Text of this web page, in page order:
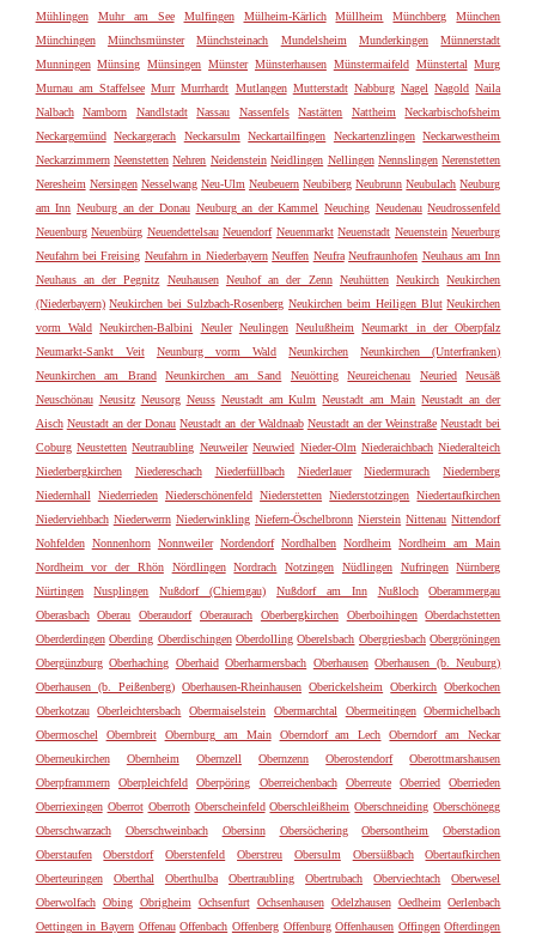
Mühlingen
Muhr am See Mulfingen Mülheim-Kärlich Müllheim Münchberg
München
Münchingen
Münchsmünster Münchsteinach Mundelsheim Munderkingen
Münnerstadt
Munningen Münsing Münsingen Münster Münsterhausen Münstermaifeld Münstertal Murg
Murnau am Staffelsee Murr Murrhardt Mutlangen Mutterstadt Nabburg Nagel Nagold Naila
Nalbach
Namborn Nandlstadt Nassau Nassenfels Nastätten Nattheim
Neckarbischofsheim
Neckargemünd Neckargerach Neckarsulm Neckartailfingen Neckartenzlingen Neckarwestheim
Neckarzimmern Neenstetten Nehren Neidenstein Neidlingen Nellingen Nennslingen Nerenstetten
Neresheim Nersingen Nesselwang Neu-Ulm Neubeuern Neubiberg Neubrunn Neubulach Neuburg
am Inn Neuburg an der Donau Neuburg an der Kammel Neuching Neudenau Neudrossenfeld
Neuenburg Neuenbürg Neuendettelsau Neuendorf Neuenmarkt Neuenstadt Neuenstein Neuerburg
Neufahrn bei Freising Neufahrn in Niederbayern Neuffen Neufra Neufraunhofen Neuhaus am Inn
Neuhaus an der Pegnitz
Neuhausen Neuhof an der Zenn Neuhütten Neukirch Neukirchen
(Niederbayern) Neukirchen bei Sulzbach-Rosenberg Neukirchen beim Heiligen Blut Neukirchen
vorm Wald Neukirchen-Balbini Neuler Neulingen Neulußheim
Neumarkt in der Oberpfalz
Neumarkt-Sankt Veit
Neunburg vorm Wald Neunkirchen
Neunkirchen (Unterfranken)
Neunkirchen am Brand
Neunkirchen am Sand Neuötting Neureichenau Neuried
Neusäß
Neuschönau Neusitz Neusorg Neuss Neustadt am Kulm Neustadt am Main Neustadt an der
Aisch Neustadt an der Donau Neustadt an der Waldnaab Neustadt an der Weinstraße Neustadt bei
Coburg Neustetten Neutraubling Neuweiler Neuwied Nieder-Olm Niederaichbach Niederalteich
Niederbergkirchen
Niedereschach Niederfüllbach Niederlauer Niedermurach
Niedernberg
Niedernhall
Niederrieden Niederschönenfeld Niederstetten Niederstotzingen Niedertaufkirchen
Niederviehbach Niederwerrn Niederwinkling Niefern-Öschelbronn Nierstein Nittenau Nittendorf
Nohfelden Nonnenhorn Nonnweiler Nordendorf Nordhalben Nordheim
Nordheim am Main
Nordheim vor der Rhön
Nördlingen Nordrach Notzingen Nüdlingen Nufringen
Nürnberg
Nürtingen
Nusplingen Nußdorf (Chiemgau) Nußdorf am Inn Nußloch
Oberammergau
Oberasbach
Oberau Oberaudorf Oberaurach Oberbergkirchen Oberboihingen
Oberdachstetten
Oberderdingen Oberding Oberdischingen Oberdolling Oberelsbach Obergriesbach Obergröningen
Obergünzburg Oberhaching Oberhaid Oberharmersbach Oberhausen Oberhausen (b. Neuburg)
Oberhausen (b. Peißenberg) Oberhausen-Rheinhausen Oberickelsheim Oberkirch Oberkochen
Oberkotzau
Oberleichtersbach Obermaiselstein Obermarchtal Obermeitingen
Obermichelbach
Obermoschel
Obernbreit Obernburg am Main Oberndorf am Lech
Oberndorf am Neckar
Oberneukirchen
Obernheim Obernzell Obernzenn Oberostendorf
Oberottmarshausen
Oberpframmern
Oberpleichfeld Oberpöring Oberreichenbach Oberreute Oberried
Oberrieden
Oberriexingen Oberrot Oberroth Oberscheinfeld Oberschleißheim Oberschneiding Oberschönegg
Oberschwarzach
Oberschweinbach Obersinn Obersöchering Obersontheim
Oberstadion
Oberstaufen
Oberstdorf Oberstenfeld Oberstreu Obersulm Obersüßbach
Obertaufkirchen
Oberteuringen
Oberthal Oberthulba Obertraubling Obertrubach Oberviechtach
Oberwesel
Oberwolfach Obing Obrigheim Ochsenfurt Ochsenhausen Odelzhausen Oedheim Oerlenbach
Oettingen in Bayern Offenau Offenbach Offenberg Offenburg Offenhausen Offingen Ofterdingen